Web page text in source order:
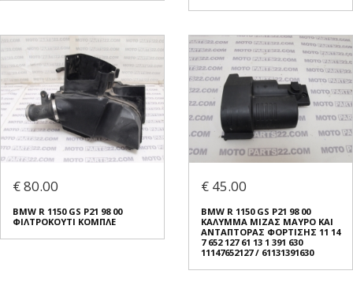
€ 80.00
BMW R 1150 GS Ρ21 98 00
ΦΙΛΤΡΟΚΟΥΤΙ ΚΟΜΠΛΕ
€ 45.00
BMW R 1150 GS Ρ21 98 00
ΚΑΛΥΜΜΑ ΜΙΖΑΣ ΜΑΥΡΟ ΚΑΙ
ΑΝΤΑΠΤΟΡΑΣ ΦΟΡΤΙΣΗΣ 11 14
7 652 127 61 13 1 391 630
11147652127 / 61131391630